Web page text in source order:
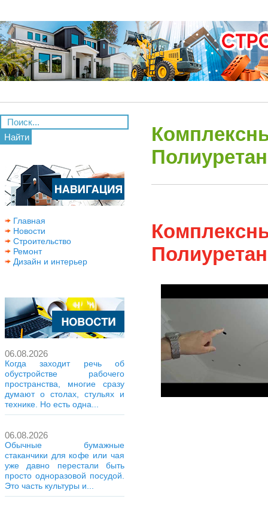
Найти
Главная
Новости
Строительство
Ремонт
Дизайн и интерьер
06.08.2026
Когда заходит речь об
обустройстве рабочего
пространства, многие сразу
думают о столах, стульях и
технике. Но есть одна...
06.08.2026
Обычные бумажные
стаканчики для кофе или чая
уже давно перестали быть
просто одноразовой посудой.
Это часть культуры и...